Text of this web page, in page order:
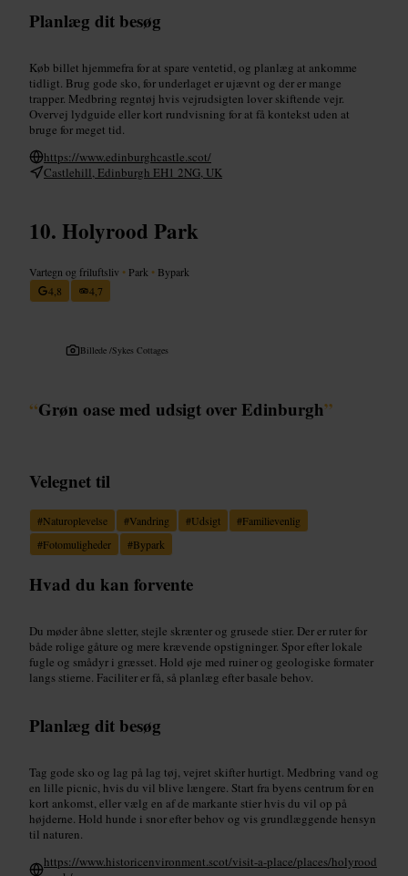
Planlæg dit besøg
Køb billet hjemmefra for at spare ventetid, og planlæg at ankomme
tidligt. Brug gode sko, for underlaget er ujævnt og der er mange
trapper. Medbring regntøj hvis vejrudsigten lover skiftende vejr.
Overvej lydguide eller kort rundvisning for at få kontekst uden at
bruge for meget tid.
https://www.edinburghcastle.scot/
Castlehill, Edinburgh EH1 2NG, UK
Holyrood Park
Vartegn og friluftsliv • Park • Bypark
4,8
4,7
Billede /Sykes Cottages
“Grøn oase med udsigt over Edinburgh”
Velegnet til
#Naturoplevelse #Vandring #Udsigt #Familievenlig
#Fotomuligheder #Bypark
Hvad du kan forvente
Du møder åbne sletter, stejle skrænter og grusede stier. Der er ruter for
både rolige gåture og mere krævende opstigninger. Spor efter lokale
fugle og smådyr i græsset. Hold øje med ruiner og geologiske formater
langs stierne. Faciliter er få, så planlæg efter basale behov.
Planlæg dit besøg
Tag gode sko og lag på lag tøj, vejret skifter hurtigt. Medbring vand og
en lille picnic, hvis du vil blive længere. Start fra byens centrum for en
kort ankomst, eller vælg en af de markante stier hvis du vil op på
højderne. Hold hunde i snor efter behov og vis grundlæggende hensyn
til naturen.
https://www.historicenvironment.scot/visit-a-place/places/holyrood